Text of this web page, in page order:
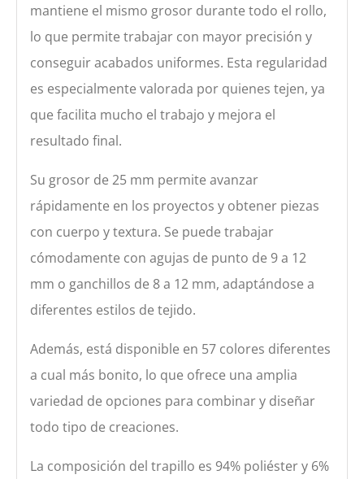
mantiene el mismo grosor durante todo el rollo,
lo que permite trabajar con mayor precisión y
conseguir acabados uniformes. Esta regularidad
es especialmente valorada por quienes tejen, ya
que facilita mucho el trabajo y mejora el
resultado final.
Su grosor de 25 mm permite avanzar
rápidamente en los proyectos y obtener piezas
con cuerpo y textura. Se puede trabajar
cómodamente con agujas de punto de 9 a 12
mm o ganchillos de 8 a 12 mm, adaptándose a
diferentes estilos de tejido.
Además, está disponible en 57 colores diferentes
a cual más bonito, lo que ofrece una amplia
variedad de opciones para combinar y diseñar
todo tipo de creaciones.
La composición del trapillo es 94% poliéster y 6%